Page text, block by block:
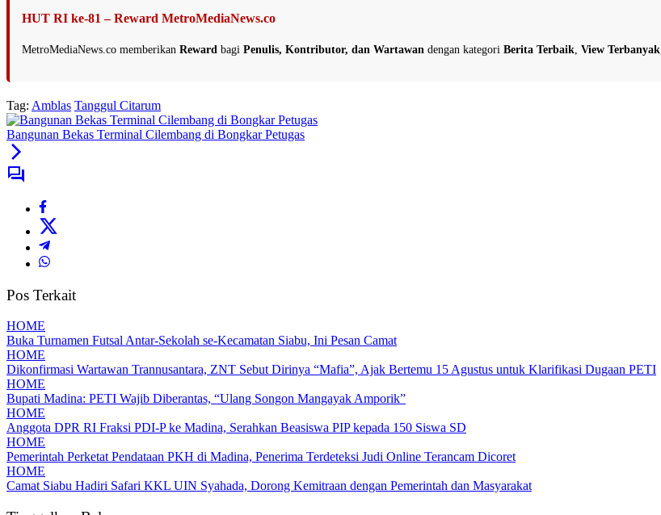
HUT RI ke-81 – Reward MetroMediaNews.co
MetroMediaNews.co memberikan Reward bagi Penulis, Kontributor, dan Wartawan dengan kategori Berita Terbaik View Terbanyak
Tag: Amblas Tanggul Citarum
Bangunan Bekas Terminal Cilembang di Bongkar Petugas
Pos Terkait
HOME
Buka Turnamen Futsal Antar-Sekolah se-Kecamatan Siabu, Ini Pesan Camat
HOME
Dikonfirmasi Wartawan Trannusantara, ZNT Sebut Dirinya “Mafia”, Ajak Bertemu 15 Agustus untuk Klarifikasi Dugaan PETI
HOME
Bupati Madina: PETI Wajib Diberantas, “Ulang Songon Mangayak Amporik”
HOME
Anggota DPR RI Fraksi PDI-P ke Madina, Serahkan Beasiswa PIP kepada 150 Siswa SD
HOME
Pemerintah Perketat Pendataan PKH di Madina, Penerima Terdeteksi Judi Online Terancam Dicoret
HOME
Camat Siabu Hadiri Safari KKL UIN Syahada, Dorong Kemitraan dengan Pemerintah dan Masyarakat